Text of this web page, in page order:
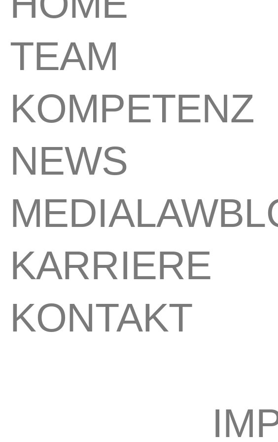
TEAM
KOMPETENZ
NEWS
KARRIERE
KONTAKT